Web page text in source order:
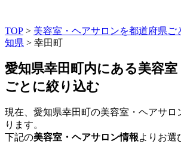
TOP > 美容室・ヘアサロンを都道府県ご
知県 > 幸田町
愛知県幸田町内にある美容
ごとに絞り込む
現在、愛知県幸田町の美容室・ヘアサロ
ります。
下記の美容室・ヘアサロン情報よりお選